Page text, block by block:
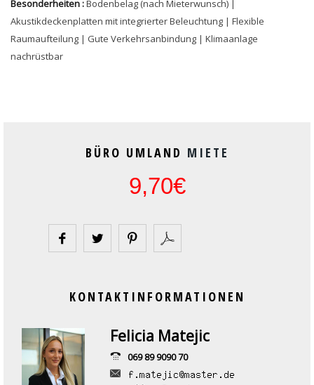
Besonderheiten :Bodenbelag (nach Mieterwunsch) |
Akustikdeckenplatten mit integrierter Beleuchtung | Flexible
Raumaufteilung | Gute Verkehrsanbindung | Klimaanlage
nachrüstbar
BÜRO UMLAND MIETE
9,70€
KONTAKTINFORMATIONEN
Felicia Matejic
069 89 9090 70